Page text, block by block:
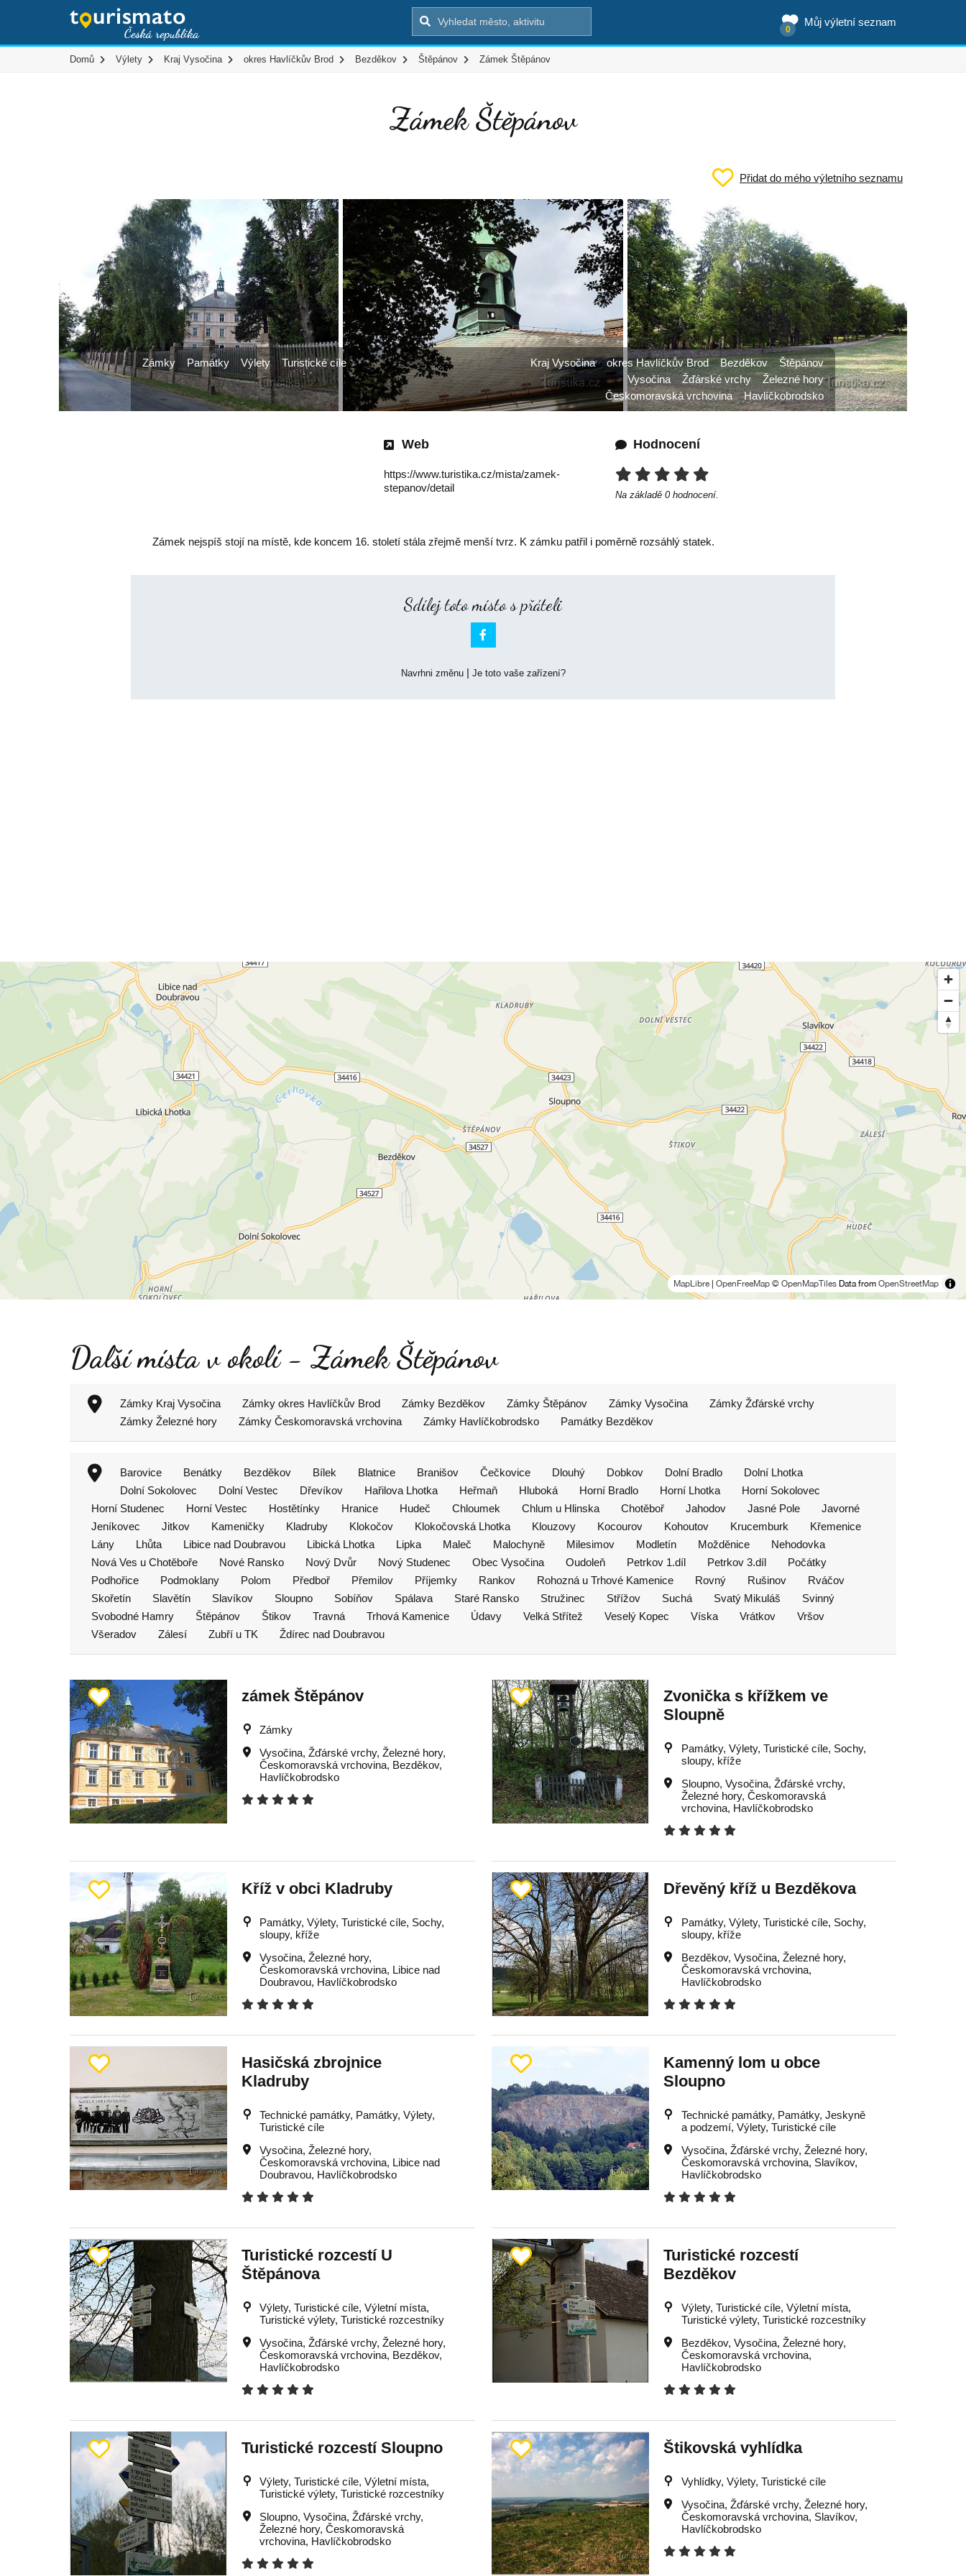
Můj výletní seznam
0
Domů Výlety Kraj Vysočina okres Havlíčkův Brod Bezděkov Štěpánov Zámek Štěpánov
Zámek Štěpánov
Přidat do mého výletního seznamu
Web
https://www.turistika.cz/mista/zamek-
stepanov/detail
Hodnocení
Na základě 0 hodnocení.
Zámek nejspíš stojí na místě, kde koncem 16. století stála zřejmě menší tvrz. K zámku patřil i poměrně rozsáhlý statek.
Zámky Památky Výlety Turistické cíle Kraj Vysočina okres Havlíčkův Brod Bezděkov
Štěpánov
Vysočina
Žďárské vrchy
Železné hory
Českomoravská vrchovina
Havlíčkobrodsko
Sdílej toto místo s přáteli

Navrhni změnu| Je toto vaše zařízení?
MapLibre OpenFreeMap © OpenMapTiles Data from OpenStreetMap
Další místa v okolí - Zámek Štěpánov
Zámky Kraj Vysočina Zámky okres Havlíčkův Brod Zámky Bezděkov Zámky Štěpánov Zámky Vysočina
Zámky Žďárské vrchy
Zámky Železné hory
Zámky Českomoravská vrchovina Zámky Havlíčkobrodsko Památky Bezděkov
Barovice Benátky Bezděkov Bílek Blatnice Branišov Čečkovice Dlouhý Dobkov Dolní Bradlo
Dolní Lhotka
Dolní Sokolovec
Dolní Vestec Dřevíkov Hařilova Lhotka Heřmaň Hluboká Horní Bradlo Horní Lhotka
Horní Sokolovec
Horní Studenec
Horní Vestec Hostětínky Hranice Hudeč Chloumek Chlum u Hlinska Chotěboř Jahodov Jasné Pole
Javorné
Jeníkovec
Jitkov Kameničky Kladruby Klokočov Klokočovská Lhotka Klouzovy Kocourov Kohoutov Krucemburk
Křemenice
Lány
Lhůta Libice nad Doubravou Libická Lhotka Lipka Maleč Malochyně Milesimov Modletín Možděnice
Nehodovka
Nová Ves u Chotěboře
Nové Ransko Nový Dvůr Nový Studenec Obec Vysočina Oudoleň Petrkov 1.díl Petrkov 3.díl
Počátky
Podhořice
Podmoklany Polom Předboř Přemilov Příjemky Rankov Rohozná u Trhové Kamenice Rovný Rušinov
Rváčov
Skořetín
Slavětín Slavíkov Sloupno Sobíňov Spálava Staré Ransko Stružinec Střížov Suchá Svatý Mikuláš
Svinný
Svobodné Hamry
Štěpánov Štikov Travná Trhová Kamenice Údavy Velká Střítež Veselý Kopec Víska Vrátkov
Vršov
Všeradov
Zálesí Zubří u TK Ždírec nad Doubravou
zámek Štěpánov
Zámky
Vysočina,Žďárské vrchy,Železné hory,
Českomoravská vrchovina, Bezděkov,
Havlíčkobrodsko
Zvonička s křížkem ve
Sloupně
Památky, Výlety, Turistické cíle, Sochy,
sloupy, kříže
Sloupno, Vysočina, Žďárské vrchy,
Železné hory, Českomoravská
vrchovina, Havlíčkobrodsko
Kříž v obci Kladruby
Památky, Výlety, Turistické cíle, Sochy,
sloupy, kříže
Vysočina,Železné hory,
Českomoravská vrchovina, Libice nad
Doubravou, Havlíčkobrodsko
Dřevěný kříž u Bezděkova
Památky, Výlety, Turistické cíle, Sochy,
sloupy, kříže
Bezděkov, Vysočina, Železné hory,
Českomoravská vrchovina,
Havlíčkobrodsko
Hasičská zbrojnice
Kladruby
Technické památky, Památky, Výlety,
Turistické cíle
Vysočina,Železné hory,
Českomoravská vrchovina, Libice nad
Doubravou, Havlíčkobrodsko
Kamenný lom u obce
Sloupno
Technické památky, Památky, Jeskyně
a podzemí, Výlety, Turistické cíle
Vysočina, Žďárské vrchy, Železné hory,
Českomoravská vrchovina, Slavíkov,
Havlíčkobrodsko
Turistické rozcestí U
Štěpánova
Výlety, Turistické cíle, Výletní místa,
Turistické výlety, Turistické rozcestníky
Vysočina,Žďárské vrchy,Železné hory,
Českomoravská vrchovina, Bezděkov,
Havlíčkobrodsko
Turistické rozcestí
Bezděkov
Výlety, Turistické cíle, Výletní místa,
Turistické výlety, Turistické rozcestníky
Bezděkov, Vysočina, Železné hory,
Českomoravská vrchovina,
Havlíčkobrodsko
Turistické rozcestí Sloupno
Výlety, Turistické cíle, Výletní místa,
Turistické výlety, Turistické rozcestníky
Sloupno,Vysočina,Žďárské vrchy,
Železné hory,Českomoravská
vrchovina, Havlíčkobrodsko
Štikovská vyhlídka
Vyhlídky, Výlety, Turistické cíle
Vysočina, Žďárské vrchy, Železné hory,
Českomoravská vrchovina, Slavíkov,
Havlíčkobrodsko